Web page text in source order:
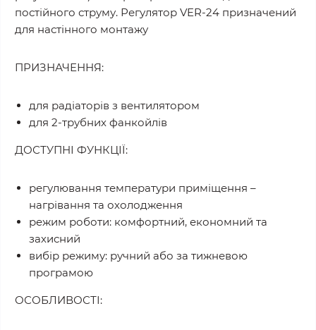
постійного струму. Регулятор VER-24 призначений
для настінного монтажу
ПРИЗНАЧЕННЯ:
для радіаторів з вентилятором
для 2-трубних фанкойлів
ДОСТУПНІ ФУНКЦІЇ:
регулювання температури приміщення –
нагрівання та охолодження
режим роботи: комфортний, економний та
захисний
вибір режиму: ручний або за тижневою
програмою
ОСОБЛИВОСТІ: